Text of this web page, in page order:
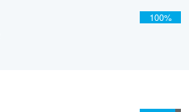
100%